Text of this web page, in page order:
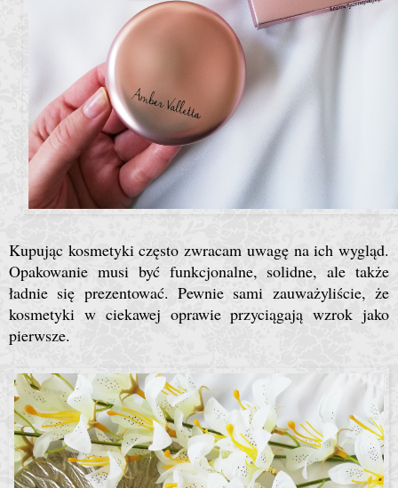
Kupując kosmetyki często zwracam uwagę na ich wygląd.
Opakowanie musi być funkcjonalne, solidne, ale także
ładnie się prezentować. Pewnie sami zauważyliście, że
kosmetyki w ciekawej oprawie przyciągają wzrok jako
pierwsze.